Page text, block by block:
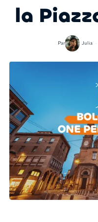
la
Par Julia